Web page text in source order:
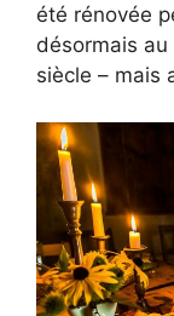
été rénovée
désormais
siècle – mais